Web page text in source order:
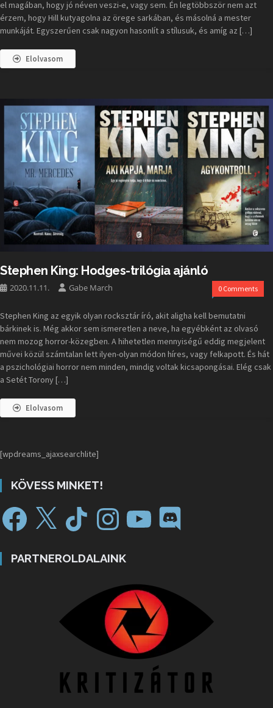
el magában, hogy jó néven veszi-e, vagy sem. Én legtöbbször nem azt
érzem, hogy Hill kutyagolna az örege sarkában, és másolná a mester
munkáját. Egyszerűen csak nagyon hasonlít a stílusuk, és amíg az […]
Elolvasom
Stephen King: Hodges-trilógia ajánló
2020.11.11. Gabe March 0 Comments
Stephen King az egyik olyan rocksztár író, akit aligha kell bemutatni
bárkinek is. Még akkor sem ismeretlen a neve, ha egyébként az olvasó
nem mozog horror-közegben. A hihetetlen mennyiségű eddig megjelent
művei közül számtalan lett ilyen-olyan módon híres, vagy felkapott. És hát
a pszichológiai horror nem minden, mindig voltak kicsapongásai. Elég csak
a Setét Torony […]
Elolvasom
[wpdreams_ajaxsearchlite]
KÖVESS MINKET!
PARTNEROLDALAINK